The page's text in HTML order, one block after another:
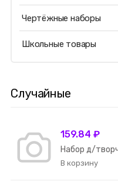
Чертёжные наборы
Школьные товары
Случайные
159.84 ₽
Набор д/